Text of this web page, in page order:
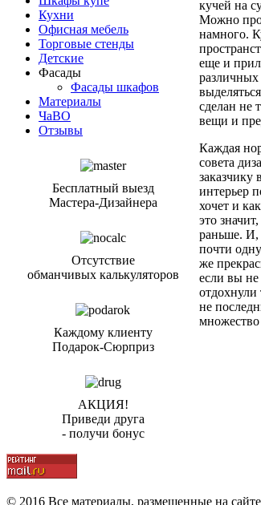
кучей на
Можно
намного.
еще и
сделан не
вещи и
Каждая
совета
заказчику
интерьер
хочет и
это
раньше. И,
почти
же
если вы не
отдохнули
не
множество
Кухни
Офисная мебель
Торговые стенды
Детские
Фасады
Фасады шкафов
Материалы
ЧаВО
Отзывы
Бесплатный выезд
Мастера-Дизайнера
Отсутствие
обманчивых калькуляторов
Каждому клиенту
Подарок-Сюрприз
АКЦИЯ!
Приведи друга
- получи бонус
© 2016 Все материалы, размещенные на